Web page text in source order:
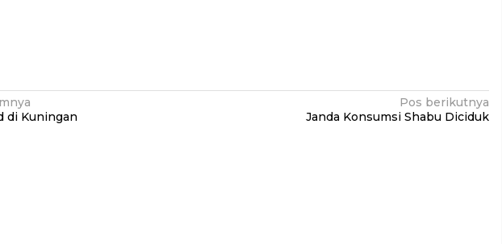
di Kuningan
Pos berikutnya
Janda Konsumsi Shabu Diciduk